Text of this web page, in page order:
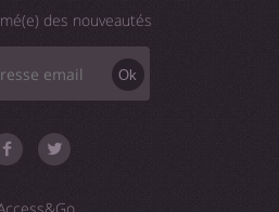
des nouveautés
Ok